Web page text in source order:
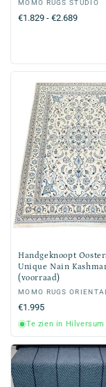
Verkoper:
MOMO RUGS STUDIO
Normale
€1.829 - €2.689
Handgeknoopt
Unique Nain
(voorraad)
Verkoper:
MOMO RUGS
Normale
prijs
€1.995
Te zien in Hilversum